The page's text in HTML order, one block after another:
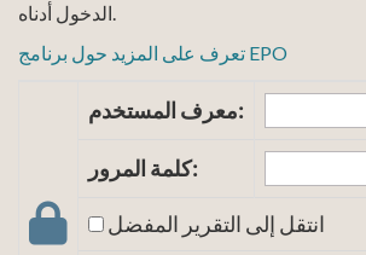
الدخول أدناه.
تعرف على المزيد حول برنامج EPO
معرف المستخدم:
كلمة المرور:
انتقل إلى التقرير المفضل